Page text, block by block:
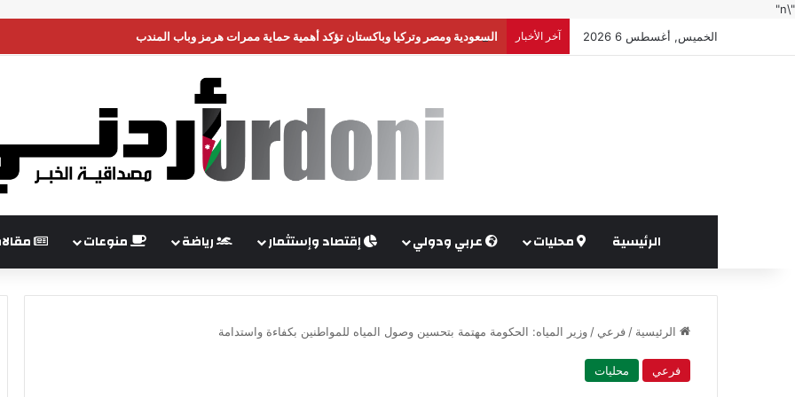
"\n"
الخميس, أغسطس 6 2026
آخر الأخبار السعودية ومصر وتركيا وباكستان تؤكد أهمية حماية ممرات هرمز وباب المندب
الرئيسية محليات عربي ودولي إقتصاد وإستثمار رياضة منوعات
الرئيسية / فرعي / وزير المياه: الحكومة مهتمة بتحسين وصول المياه للمواطنين بكفاءة واستدامة
فرعي محليات